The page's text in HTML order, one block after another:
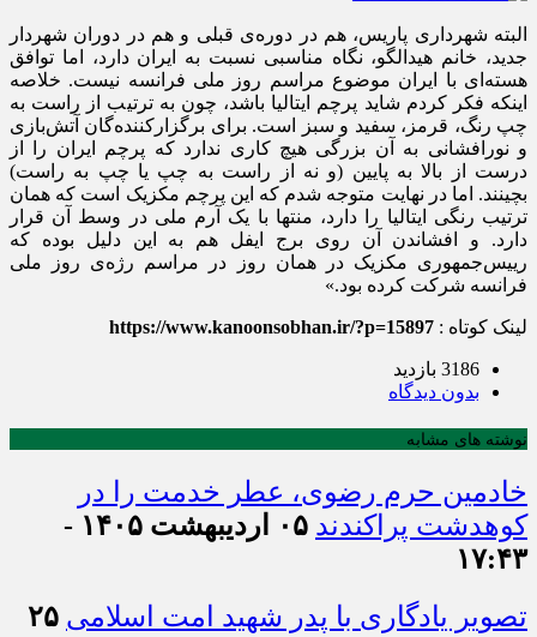
البته شهرداری پاریس، هم در دوره‌ی قبلی و هم در دوران شهردار
جدید، خانم هیدالگو، نگاه مناسبی نسبت به ایران دارد، اما توافق
هسته‌ای با ایران موضوع مراسم روز ملی فرانسه نیست. خلاصه
اینکه فکر کردم شاید پرچم ایتالیا باشد، چون به ترتیب از راست به
چپ رنگ، قرمز، سفید و سبز است. برای برگزارکننده‌گان آتش‌بازی
و نورافشانی به آن بزرگی هیچ کاری ندارد که پرچم ایران را از
درست از بالا به پایین (و نه از راست به چپ یا چپ به راست)
بچینند. اما در نهایت متوجه شدم که این پرچم مکزیک است که همان
ترتیب رنگی ایتالیا را دارد، منتها با یک آرم ملی در وسط آن قرار
دارد. و افشاندن آن روی برج ایفل هم به این دلیل بوده که
رییس‌جمهوری مکزیک در همان روز در مراسم رژه‌ی روز ملی
فرانسه شرکت کرده بود.»
لینک کوتاه : https://www.kanoonsobhan.ir/?p=15897
3186 بازدید
بدون دیدگاه
نوشته های مشابه
خادمین حرم رضوی، عطر خدمت را در
کوهدشت پراکندند
۰۵ اردیبهشت ۱۴۰۵ -
۱۷:۴۳
تصویر یادگاری با پدر شهید امت اسلامی ۲۵